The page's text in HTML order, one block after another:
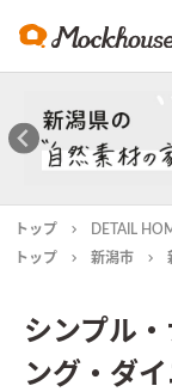
トップ DETAIL
トップ
新潟市
シンプル
ング・ダ